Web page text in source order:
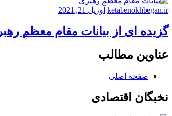
ketabenokhbegan.ir آوریل 21, 2021
گزیده ای از بیانات مقام معظم
عناوین مطالب
صفحه اصلی
نخبگان اقتصادی